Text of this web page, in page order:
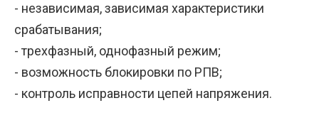
- независимая, зависимая характеристики
срабатывания;
- трехфазный, однофазный режим;
- возможность блокировки по РПВ;
- контроль исправности цепей напряжения.